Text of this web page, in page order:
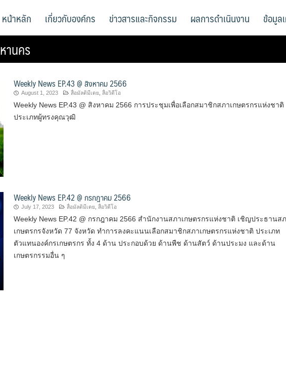
หน้าหลัก เกี่ยวกับองค์กร ข่าวสารและกิจกรรม ผลการดำเนินงาน ข้อมูล
านคร
Weekly News EP.43 @ สิงหาคม 2566
August 1, 2023 สื่อมัลติมีเดย, สื่อวิดีโอ
Weekly News EP.43 @ สิงหาคม 2566 การประชุมเพื่อเลือกสมาชิกสภาเกษตรกรแห่งชาติ
ประเภทผู้ทรงคุณวุฒิ
Weekly News EP.42 @ กรกฎาคม 2566
July 17, 2023 สื่อมัลติมีเดย, สื่อวิดีโอ
Weekly News EP.42 @ กรกฎาคม 2566 สำนักงานสภาเกษตรกรแห่งชาติ เชิญประธานส
เกษตรกรจังหวัด 77 จังหวัด ทำการลงคะแนนเลือกสมาชิกสภาเกษตรกรแห่งชาติ ประเภท
ตัวแทนองค์กรเกษตรกร ทั้ง 4 ด้าน ประกอบด้วย ด้านพืช ด้านสัตว์ ด้านประมง และด้าน
เกษตรกรรมอื่น ๆ